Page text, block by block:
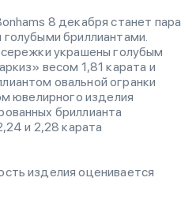
8 декабря станет пара
бриллиантами.
украшены голубым
весом 1,81 карата и
овальной огранки
ювелирного изделия
бриллианта
и 2,28 карата
изделия оценивается